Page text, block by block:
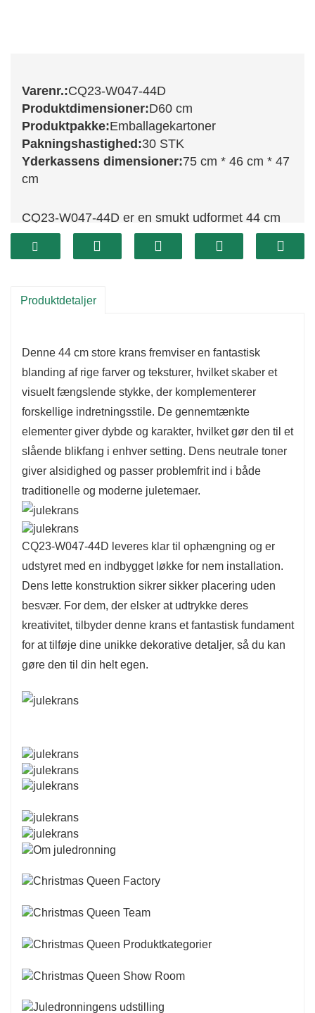
Varenr.:CQ23-W047-44D
Produktdimensioner:D60 cm
Produktpakke:Emballagekartoner
Pakningshastighed:30 STK
Yderkassens dimensioner:75 cm * 46 cm * 47
cm
CQ23-W047-44D er en smukt udformet 44 cm
dekorativ krans, der udstråler charme og
sofistikering. Denne krans er udsmykket med en
imiteret grønt, delikate blomster og rige, jordiske
pasform til både indendørs og udendørs
skærme, uanset om den hænges på døre eller
bruges som et midtpunkt.
Denne krans er designet til lang levetid og er
lavet af slidstærke materialer, der bevarer sin
skønhed gennem hele feriesæsonen. Det
miljøvenlige design forbedrer ikke kun din
indretning, men fremmer også bæredygtighed,
hvilket gør den til et gennemtænkt valg for den
miljøbevidste forbruger.
Produktdetaljer
Denne 44 cm store krans fremviser en fantastisk
blanding af rige farver og teksturer, hvilket skaber et
visuelt fængslende stykke, der komplementerer
forskellige indretningsstile. De gennemtænkte
elementer giver dybde og karakter, hvilket gør den til et
slående blikfang i enhver setting. Dens neutrale toner
giver alsidighed og passer problemfrit ind i både
traditionelle og moderne juletemaer.
CQ23-W047-44D leveres klar til ophængning og er
udstyret med en indbygget løkke for nem installation.
Dens lette konstruktion sikrer sikker placering uden
besvær. For dem, der elsker at udtrykke deres
kreativitet, tilbyder denne krans et fantastisk fundament
for at tilføje dine unikke dekorative detaljer, så du kan
gøre den til din helt egen.